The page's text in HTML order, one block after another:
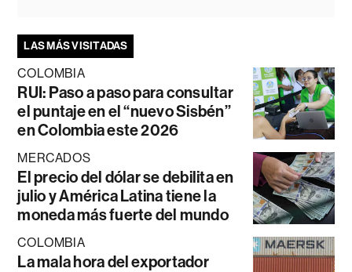
LAS MÁS VISITADAS
COLOMBIA
RUI: Paso a paso para consultar
el puntaje en el “nuevo Sisbén”
en Colombia este 2026
MERCADOS
El precio del dólar se debilita en
julio y América Latina tiene la
moneda más fuerte del mundo
COLOMBIA
La mala hora del exportador